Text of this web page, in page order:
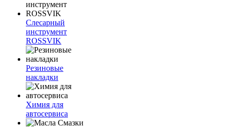
Слесарный
инструмент
ROSSVIK
Резиновые
накладки
Химия для
автосервиса